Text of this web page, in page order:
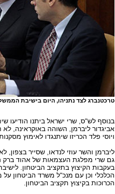
טרכטנברג לצד נתניהו, היום בישיבת
בנוסף לש"ס, שרי ישראל ביתנו הודיעו
אביגדור ליברמן, השוהה באוקראינה,
ויוסי פלד הכריזו שיתנגדו לאימוץ
ליברמן והשר עוזי לנדאו, שסייר בצפון,
גם שרי מפלגת העצמאות של אהוד ברק
בעקבות הקיצוץ בתקציב הביטחון.
הכלכלי וכן עם מנכ"ל משרד הביטחון
הכרוכות בקיצוץ תקציב הביטחון.